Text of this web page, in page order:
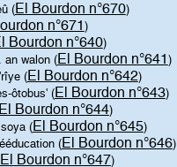
(El Bourdon n°670)
n°671 )
Bourdon n°640)
an walon (El Bourdon n°641 )
(El Bourdon n°642)
ôtobus' (El Bourdon n°643)
Bourdon n°644)
(El Bourdon n°645)
(El Bourdon n°646)
El Bourdon n°647)